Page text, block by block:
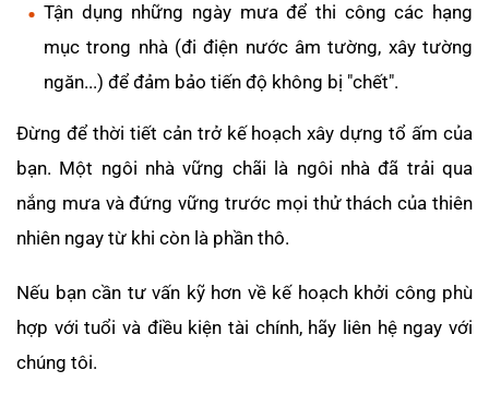
Tận dụng những ngày mưa để thi công các hạng
mục trong nhà (đi điện nước âm tường, xây tường
ngăn...) để đảm bảo tiến độ không bị "chết".
Đừng để thời tiết cản trở kế hoạch xây dựng tổ ấm của
bạn. Một ngôi nhà vững chãi là ngôi nhà đã trải qua
nắng mưa và đứng vững trước mọi thử thách của thiên
nhiên ngay từ khi còn là phần thô.
Nếu bạn cần tư vấn kỹ hơn về kế hoạch khởi công phù
hợp với tuổi và điều kiện tài chính, hãy liên hệ ngay với
chúng tôi.